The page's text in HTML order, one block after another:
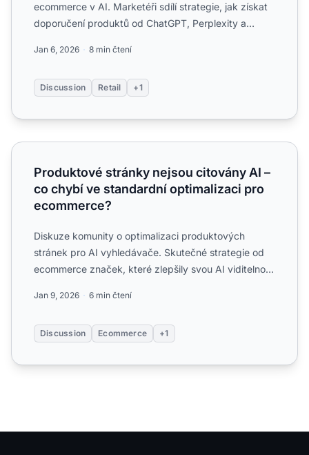
ecommerce v AI. Marketéři sdílí strategie, jak získat
doporučení produktů od ChatGPT, Perplexity a
Jan 6, 2026 8 min čtení
Discussion Retail +1
Produktové stránky nejsou citovány AI – co chybí ve
Produktové stránky nejsou citovány AI –
co chybí ve standardní optimalizaci pro
ecommerce?
Diskuze komunity o optimalizaci produktových
stránek pro AI vyhledávače. Skutečné strategie od
ecommerce značek, které zlepšily svou AI viditelnost
Jan 9, 2026 6 min čtení
Discussion Ecommerce +1